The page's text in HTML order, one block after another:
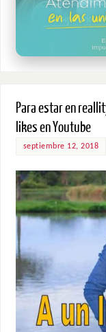
Para estar en
likes en Youtube
septiembre 12, 2018